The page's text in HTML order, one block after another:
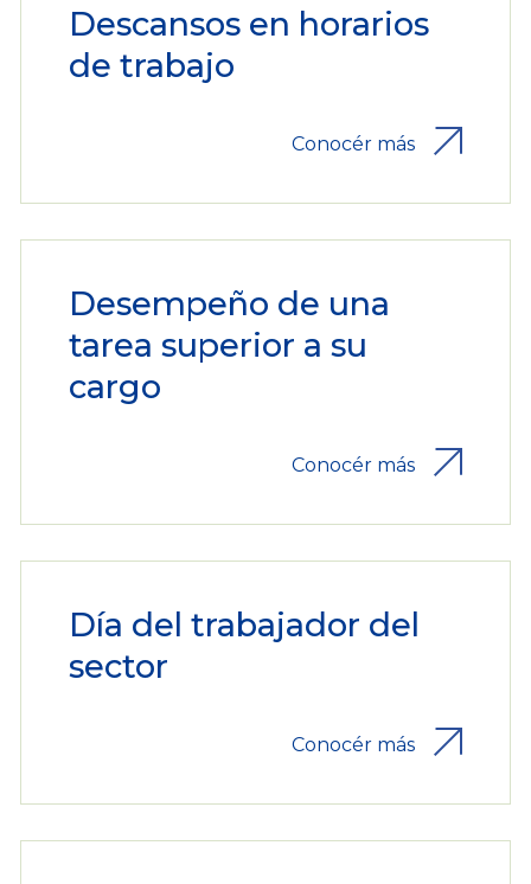
Descansos en horarios
de trabajo
Conocér más
Desempeño de una
tarea superior a su
cargo
Conocér más
Día del trabajador del
sector
Conocér más